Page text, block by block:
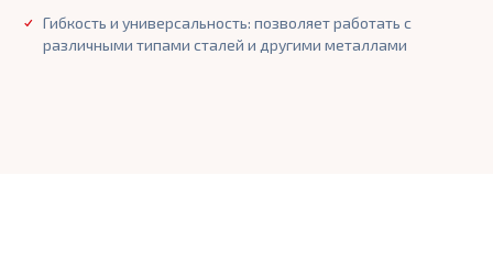
Гибкость и универсальность: позволяет работать с
различными типами сталей и другими металлами